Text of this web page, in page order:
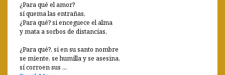
¿Para qué el amor?
sí quema las entrañas,
¿Para qué? si enceguece el alma
y mata a sorbos de distancias,
¿Para qué?, si en su santo nombre
se miente, se humilla y se asesina,
sí corroen sus ...